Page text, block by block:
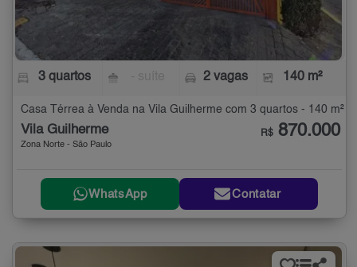
3 quartos 2 vagas 140 m²
Casa Térrea à Venda na Vila Guilherme com 3 quartos - 140 m²
Vila Guilherme
Zona Norte - São Paulo
R$ 870.000
WhatsApp Contatar